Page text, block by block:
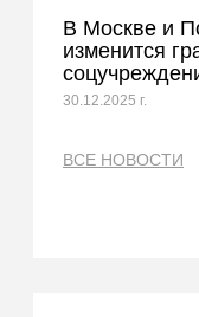
В Москве и
изменится
30.12.2025 г.
ВСЕ НОВОСТИ